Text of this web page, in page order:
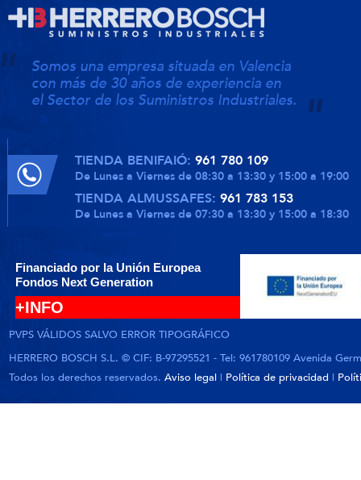
Somos una empresa situada en Valencia
con más de 30 años de experiencia en
el Sector de los Suministros Industriales.
TIENDA BENIFAIÓ: 961 780 109
De Lunes a Viernes de 08:30 a 13:30 y 15:00 a 19:00
TIENDA ALMUSSAFES: 961 783 153
De Lunes a Viernes de 07:30 a 13:30 y 15:00 a 18:30
Financiado por la Unión Europea
Fondos Next Generation
+INFO
PVPS VÁLIDOS SALVO ERROR TIPOGRÁFICO
HERRERO BOSCH S.L. © CIF: B-97295521 - Tel: 961780109 Avenida
Todos los derechos reservados. Aviso legal | Política de privacidad |